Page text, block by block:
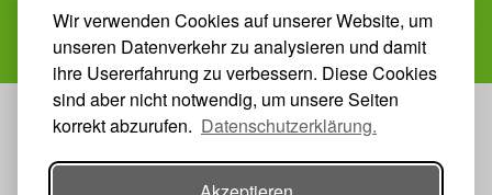
Wir verwenden Cookies auf unserer Website, um
unseren Datenverkehr zu analysieren und damit
ihre Usererfahrung zu verbessern. Diese Cookies
sind aber nicht notwendig, um unsere Seiten
korrekt abzurufen. Datenschutzerklärung.
» AGB Veranstaltungen
Veranstalter